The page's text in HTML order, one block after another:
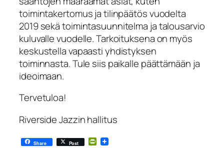
toimintakertomus ja tilinpäätös vuodelta
2019 sekä toimintasuunnitelma ja talousarvio
kuluvalle vuodelle. Tarkoituksena on myös
keskustella vapaasti yhdistyksen
toiminnasta. Tule siis paikalle päättämään ja
ideoimaan.
Tervetuloa!
Riverside Jazzin hallitus
Share Post PrintFriendly